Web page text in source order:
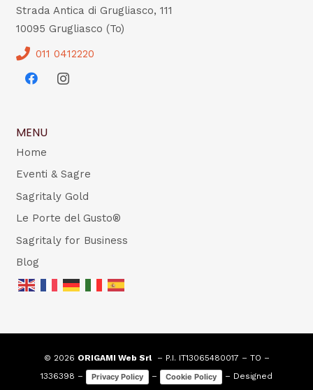
Strada Antica di Grugliasco, 111
10095 Grugliasco (To)
011 0412220
MENU
Home
Eventi & Sagre
Sagritaly Gold
Le Porte del Gusto®
Sagritaly for Business
Blog
© 2026 ORIGAMI Web Srl– P.I. IT13065480017 – TO –
1336398 –
Privacy Policy – Cookie Policy
– Designed